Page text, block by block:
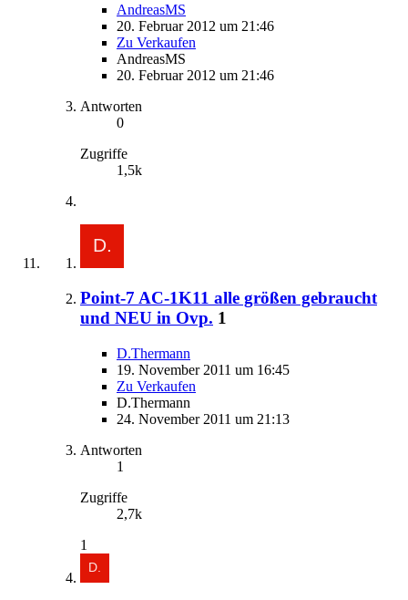
AndreasMS
20. Februar 2012 um 21:46
Zu Verkaufen
AndreasMS
20. Februar 2012 um 21:46
Antworten
0
Zugriffe
1,5k
Point-7 AC-1K11 alle größen gebraucht
und NEU in Ovp. 1
D.Thermann
19. November 2011 um 16:45
Zu Verkaufen
D.Thermann
24. November 2011 um 21:13
Antworten
1
Zugriffe
2,7k
1